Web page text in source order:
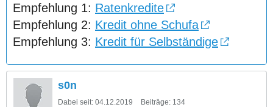
Empfehlung 1: Ratenkredite
Empfehlung 2: Kredit ohne Schufa
Empfehlung 3: Kredit für Selbständige
s0n
Dabei seit: 04.12.2019 Beiträge: 134